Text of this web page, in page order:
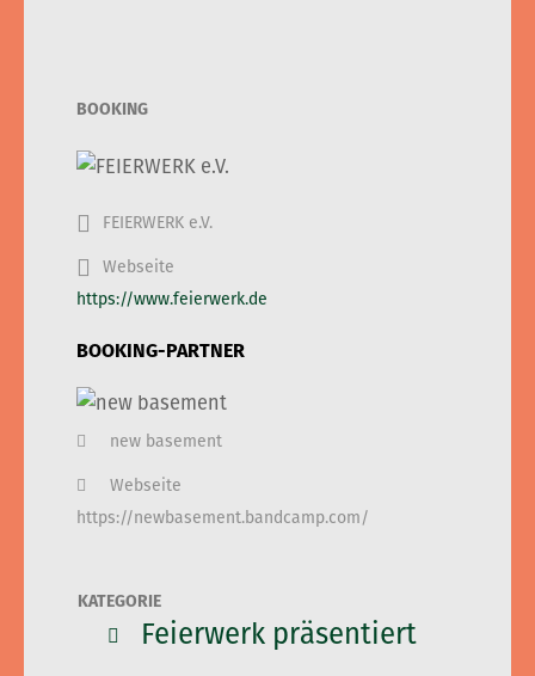
BOOKING
FEIERWERK e.V.
Webseite
https://www.feierwerk.de
BOOKING-PARTNER
new basement
Webseite
https://newbasement.bandcamp.com/
KATEGORIE
Feierwerk präsentiert